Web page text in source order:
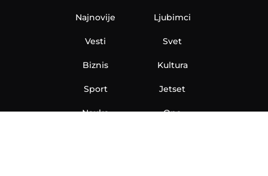
Najnovije
Vesti
Biznis
Sport
Nauka
Ljubimci
Svet
Kultura
Jetset
Ona